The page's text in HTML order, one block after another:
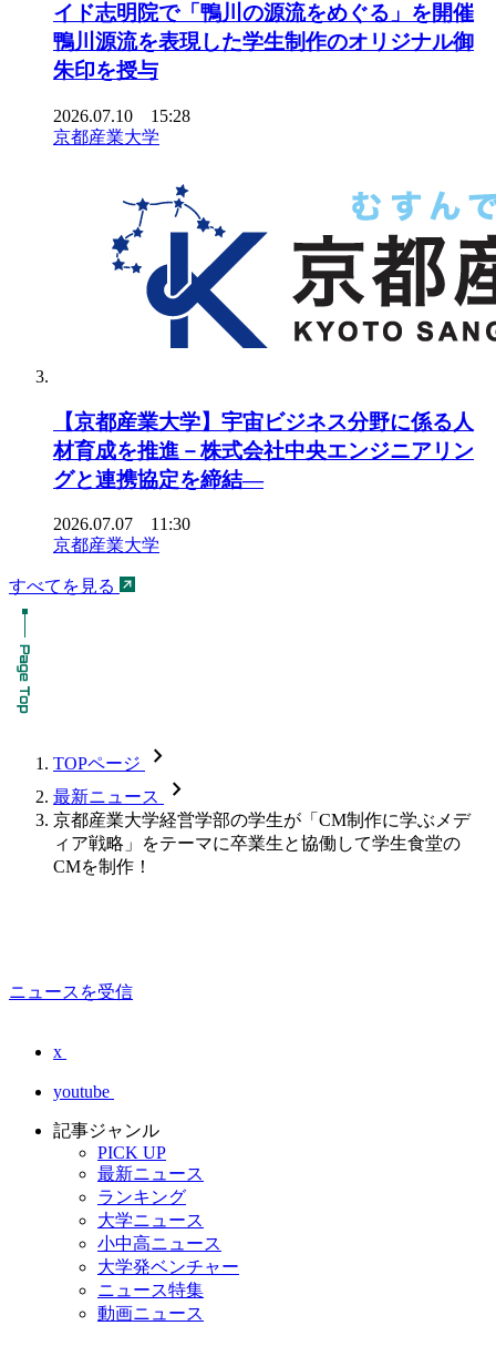
イド志明院で「鴨川の源流をめぐる」を開催
鴨川源流を表現した学生制作のオリジナル御
朱印を授与
2026.07.10 15:28
京都産業大学
【京都産業大学】宇宙ビジネス分野に係る人
材育成を推進－株式会社中央エンジニアリン
グと連携協定を締結―
2026.07.07 11:30
京都産業大学
すべてを見る
TOPページ chevron_forward
最新ニュース chevron_forward
京都産業大学経営学部の学生が「CM制作に学ぶメデ
ィア戦略」をテーマに卒業生と協働して学生食堂の
CMを制作！
ニュースを受信
x
youtube
記事ジャンル
PICK UP
最新ニュース
ランキング
大学ニュース
小中高ニュース
大学発ベンチャー
ニュース特集
動画ニュース